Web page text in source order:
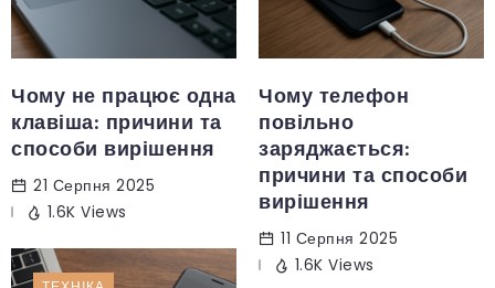
Чому не працює одна
клавіша: причини та
способи вирішення
21 Серпня 2025
1.6K Views
Чому телефон
повільно
заряджається:
причини та способи
вирішення
11 Серпня 2025
1.6K Views